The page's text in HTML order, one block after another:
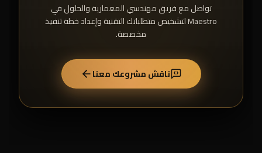
تواصل مع فريق مهندسي المعمارية والحلول في
Maestro لتشخيص متطلباتك التقنية وإعداد خطة تنفيذ
مخصصة.
ناقش مشروعك معنا